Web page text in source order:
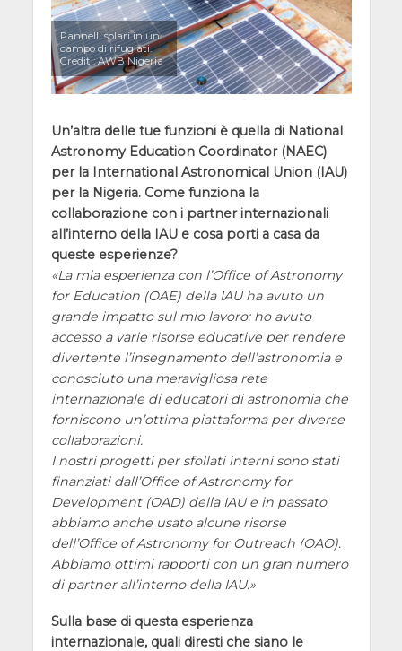
Pannelli solari in un
campo di rifugiati.
Crediti: AWB Nigeria
Un’altra delle tue funzioni è quella di National
Astronomy Education Coordinator (NAEC)
per la International Astronomical Union (IAU)
per la Nigeria. Come funziona la
collaborazione con i partner internazionali
all’interno della IAU e cosa porti a casa da
queste esperienze?
La mia esperienza con l’Office of Astronomy
for Education (OAE) della IAU ha avuto un
grande impatto sul mio lavoro: ho avuto
accesso a varie risorse educative per rendere
divertente l’insegnamento dell’astronomia e
conosciuto una meravigliosa rete
internazionale di educatori di astronomia che
forniscono un’ottima piattaforma per diverse
collaborazioni.
I nostri progetti per sfollati interni sono stati
finanziati dall’Office of Astronomy for
Development (OAD) della IAU e in passato
abbiamo anche usato alcune risorse
dell’Office of Astronomy for Outreach (OAO).
Abbiamo ottimi rapporti con un gran numero
di partner all’interno della IAU.
Sulla base di questa esperienza
internazionale, quali diresti che siano le